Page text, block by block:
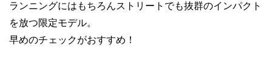
ランニングにはもちろんストリートでも抜群のインパクト
を放つ限定モデル。
早めのチェックがおすすめ！